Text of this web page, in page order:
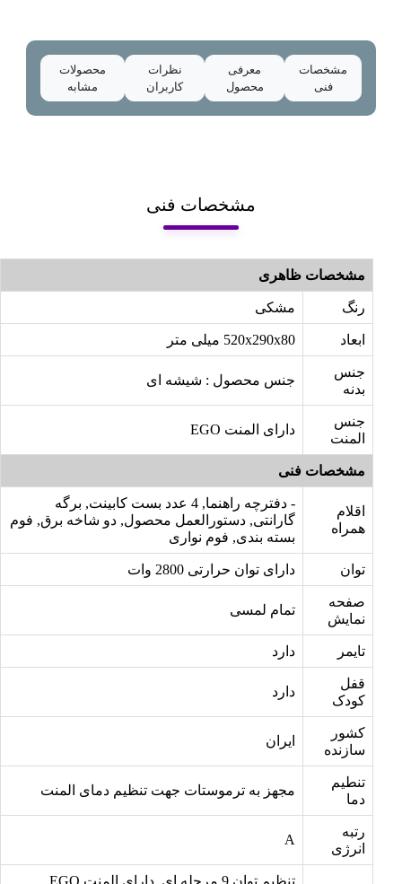
مشخصات
فنی
معرفی
محصول
نظرات
کاربران
محصولات
مشابه
مشخصات فنی
مشخصات ظاهری
رنگ مشکی
ابعاد 520x290x80 میلی متر
جنس
بدنه
جنس محصول : شیشه ای
جنس
المنت
دارای المنت EGO
مشخصات فنی
اقلام
همراه
- دفترچه راهنما, 4 عدد بست کابینت, برگه
گارانتی, دستورالعمل محصول, دو شاخه برق, فوم
بسته بندی, فوم نواری
توان دارای توان حرارتی 2800 وات
صفحه
نمایش
تمام لمسی
تایمر دارد
قفل
کودک
دارد
کشور
سازنده
ایران
تنطیم
دما
مجهز به ترموستات جهت تنظیم دمای المنت
رتبه
انرژی
A
تنظیم توان 9 مرحله ای, دارای المنت EGO,